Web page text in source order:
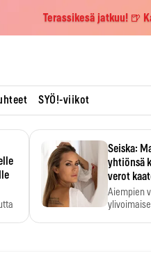
Terassikesä jatkuu! 🍺
SYÖ!-viikot
Seiska:
yhtiönsä
verot
Aiempien